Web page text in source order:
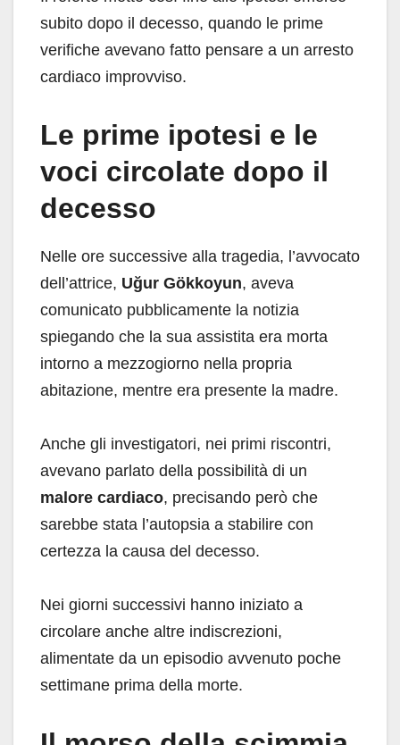
subito dopo il decesso, quando le prime
verifiche avevano fatto pensare a un arresto
cardiaco improvviso.
Le prime ipotesi e le
voci circolate dopo il
decesso
Nelle ore successive alla tragedia, l’avvocato
dell’attrice, Uğur Gökkoyun, aveva
comunicato pubblicamente la notizia
spiegando che la sua assistita era morta
intorno a mezzogiorno nella propria
abitazione, mentre era presente la madre.
Anche gli investigatori, nei primi riscontri,
avevano parlato della possibilità di un
malore cardiaco, precisando però che
sarebbe stata l’autopsia a stabilire con
certezza la causa del decesso.
Nei giorni successivi hanno iniziato a
circolare anche altre indiscrezioni,
alimentate da un episodio avvenuto poche
settimane prima della morte.